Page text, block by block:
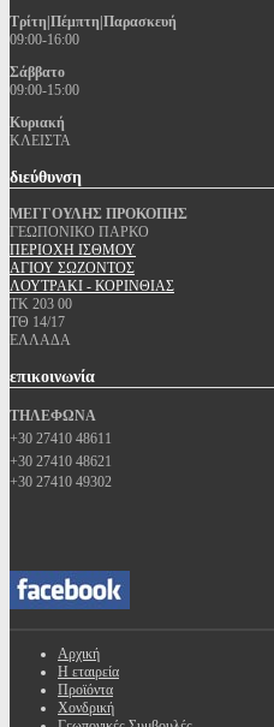
Τρίτη|Πέμπτη|Παρασκευή
09:00-16:00
Σάββατο
09:00-15:00
Κυριακή
ΚΛΕΙΣΤΑ
διεύθυνση
ΜΕΓΓΟΥΛΗΣ ΠΡΟΚΟΠΗΣ
ΓΕΩΠΟΝΙΚΟ ΠΑΡΚΟ
ΠΕΡΙΟΧΗ ΙΣΘΜΟΥ
ΑΓΙΟΥ ΣΩΖΟΝΤΟΣ
ΛΟΥΤΡΑΚΙ - ΚΟΡΙΝΘΙΑΣ
ΤΚ 203 00
ΤΘ 14/17
ΕΛΛΑΔΑ
επικοινωνία
ΤΗΛΕΦΩΝΑ
+30 27410 48611
+30 27410 48621
+30 27410 49302
Αρχική
Η εταιρεία
Προϊόντα
Χονδρική